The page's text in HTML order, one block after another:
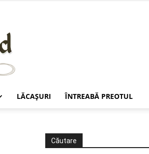
LĂCAŞURI ÎNTREABĂ PREOTUL
Căutare